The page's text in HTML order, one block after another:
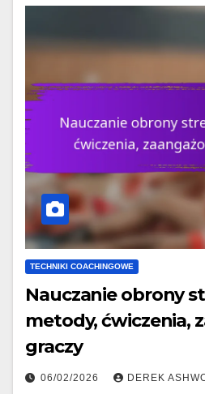
TECHNIKI COACHINGOWE
Nauczanie obrony
metody, ćwiczenia,
graczy
06/02/2026 DEREK